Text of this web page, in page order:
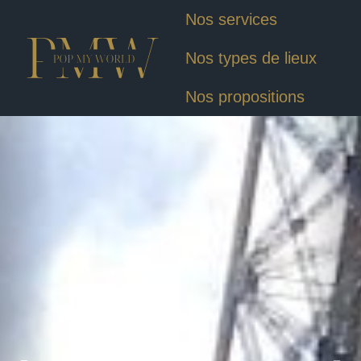
Nos services
Nos types de lieux
Nos propositions